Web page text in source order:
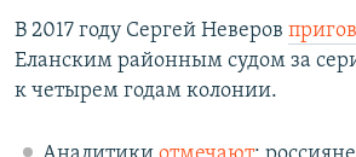
В 2017 году Сергей Неверов
Еланским районным судом за
к четырем годам колонии.